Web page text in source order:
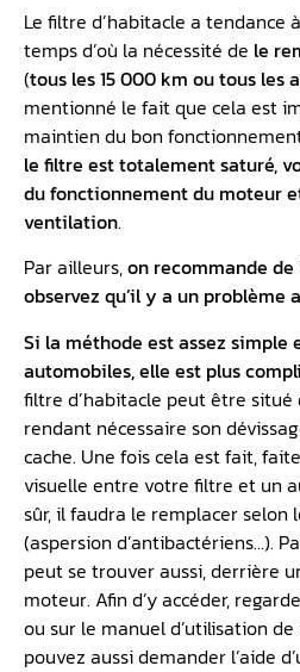
Le filtre d’habitacle a tendance
temps d’où la nécessité de le
(tous les 15 000 km ou tous les
mentionné le fait que cela est
maintien du bon
le filtre est totalement saturé,
du fonctionnement du moteur
ventilation.
Par ailleurs,on recommande
observez qu’il y a un problème
Si la méthode est assez
automobiles, elle est plus
filtre d’habitacle peut être
rendant nécessaire son
cache. Une fois cela est fait,
visuelle entre votre filtre et un
sûr, il faudra le remplacer selon
(aspersion d’antibactériens…).
peut se trouver aussi, derrière
moteur. Afin d’y accéder,
ou sur le manuel d’utilisation
pouvez aussi demander l’aide